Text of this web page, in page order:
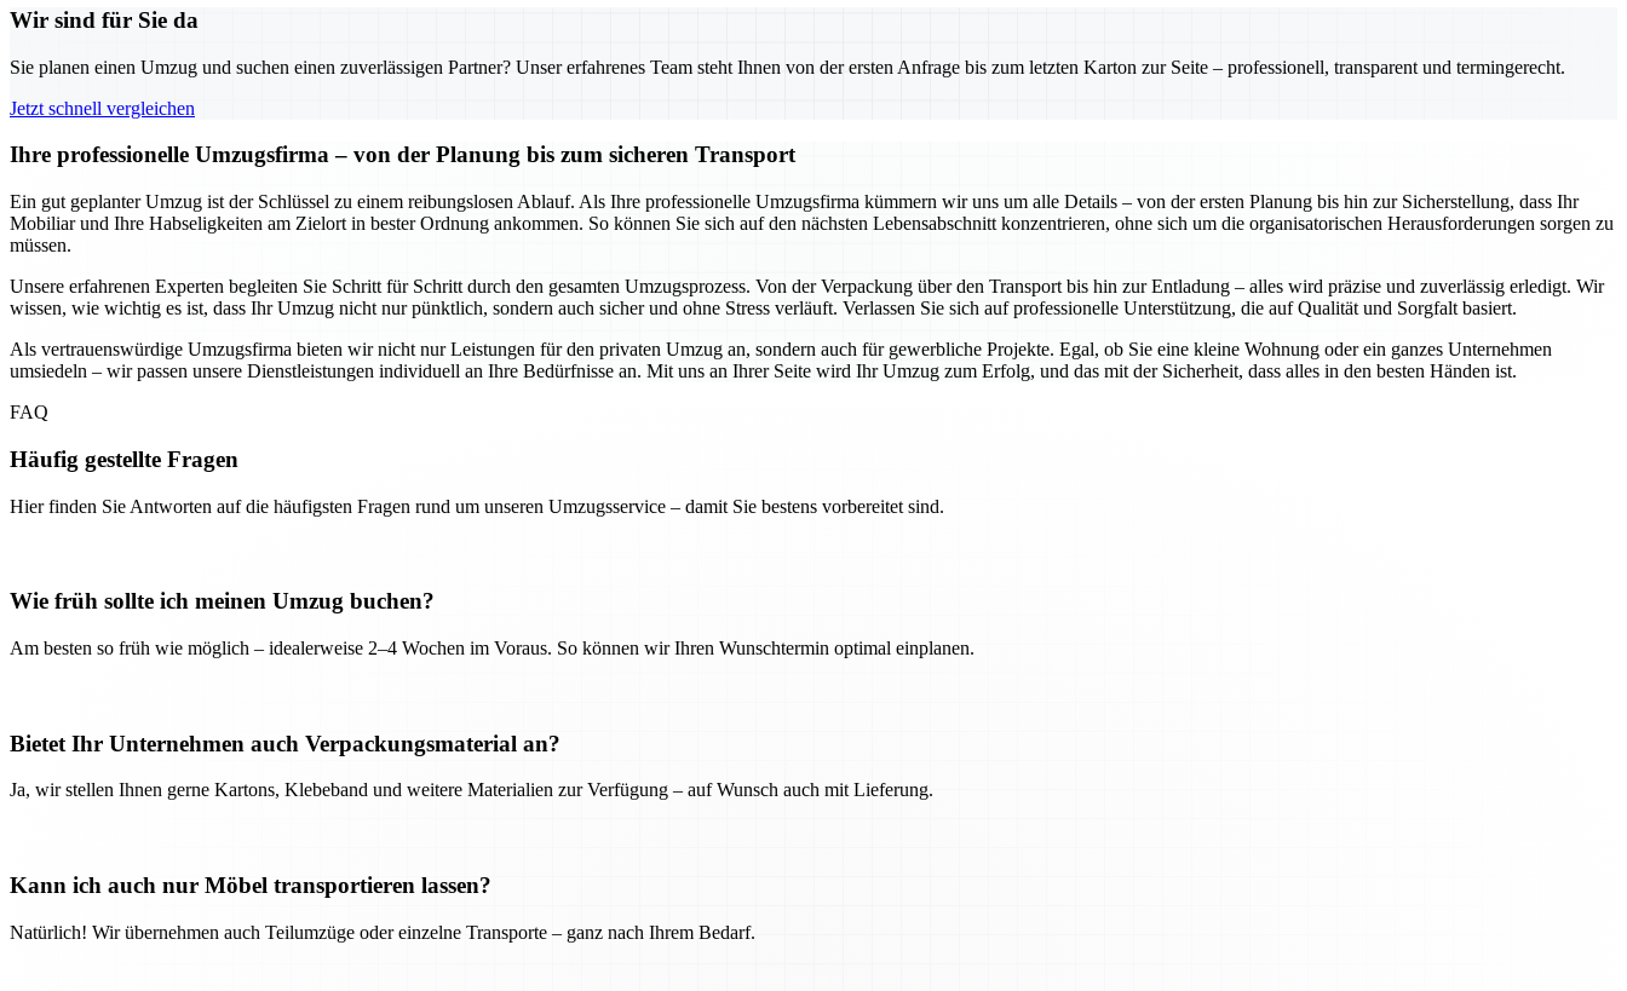
Wir sind für Sie da
Sie planen einen Umzug und suchen einen zuverlässigen Partner? Unser erfahrenes Team steht Ihnen von der ersten Anfrage bis zum letzten Karton zur Seite – professionell, transparent und termingerecht.
Jetzt schnell vergleichen
Ihre professionelle Umzugsfirma – von der Planung bis zum sicheren Transport
Ein gut geplanter Umzug ist der Schlüssel zu einem reibungslosen Ablauf. Als Ihre professionelle Umzugsfirma kümmern wir uns um alle Details – von der ersten Planung bis hin zur Sicherstellung, dass Ihr
Mobiliar und Ihre Habseligkeiten am Zielort in bester Ordnung ankommen. So können Sie sich auf den nächsten Lebensabschnitt konzentrieren, ohne sich um die organisatorischen Herausforderungen sorgen zu
müssen.
Unsere erfahrenen Experten begleiten Sie Schritt für Schritt durch den gesamten Umzugsprozess. Von der Verpackung über den Transport bis hin zur Entladung – alles wird präzise und zuverlässig erledigt. Wir
wissen, wie wichtig es ist, dass Ihr Umzug nicht nur pünktlich, sondern auch sicher und ohne Stress verläuft. Verlassen Sie sich auf professionelle Unterstützung, die auf Qualität und Sorgfalt basiert.
Als vertrauenswürdige Umzugsfirma bieten wir nicht nur Leistungen für den privaten Umzug an, sondern auch für gewerbliche Projekte. Egal, ob Sie eine kleine Wohnung oder ein ganzes Unternehmen
umsiedeln – wir passen unsere Dienstleistungen individuell an Ihre Bedürfnisse an. Mit uns an Ihrer Seite wird Ihr Umzug zum Erfolg, und das mit der Sicherheit, dass alles in den besten Händen ist.
FAQ
Häufig gestellte Fragen
Hier finden Sie Antworten auf die häufigsten Fragen rund um unseren Umzugsservice – damit Sie bestens vorbereitet sind.
Wie früh sollte ich meinen Umzug buchen?
Am besten so früh wie möglich – idealerweise 2–4 Wochen im Voraus. So können wir Ihren Wunschtermin optimal einplanen.
Bietet Ihr Unternehmen auch Verpackungsmaterial an?
Ja, wir stellen Ihnen gerne Kartons, Klebeband und weitere Materialien zur Verfügung – auf Wunsch auch mit Lieferung.
Kann ich auch nur Möbel transportieren lassen?
Natürlich! Wir übernehmen auch Teilumzüge oder einzelne Transporte – ganz nach Ihrem Bedarf.